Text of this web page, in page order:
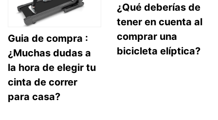
Guia de compra :
¿Muchas dudas a
la hora de elegir tu
cinta de correr
para casa?
¿Qué deberías de
tener en cuenta al
comprar una
bicicleta elíptica?